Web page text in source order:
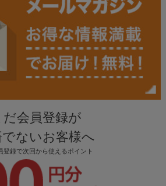
だ会員登録が
ないお客様へ
登録で次回から使えるポイント